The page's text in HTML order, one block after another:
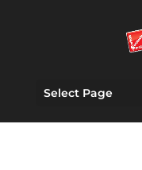
Select Page